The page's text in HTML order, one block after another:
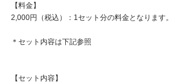
【料金】
2,000円（税込）：1セット分の料金となります。
＊セット内容は下記参照
【セット内容】